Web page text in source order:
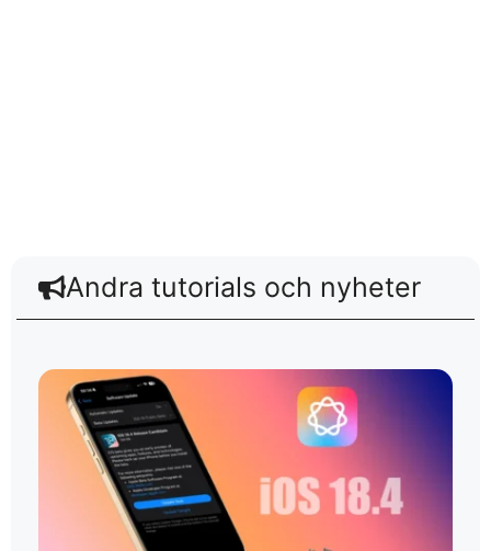
Andra tutorials och nyheter